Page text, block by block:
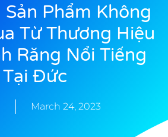
Phẩm Không
Từ Thương Hiệu
Răng Nổi Tiếng
Tại Đức
March 24, 2023